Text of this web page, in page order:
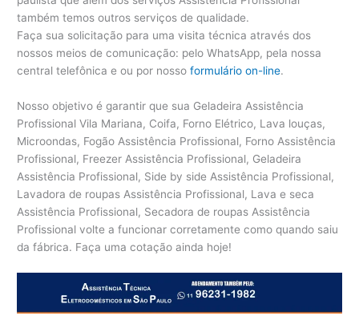
também temos outros serviços de qualidade.
Faça sua solicitação para uma visita técnica através dos
nossos meios de comunicação: pelo WhatsApp, pela nossa
central telefônica e ou por nossoformulário on-line.
Nosso objetivo é garantir que sua Geladeira Assistência
Profissional Vila Mariana, Coifa, Forno Elétrico, Lava louças,
Microondas, Fogão Assistência Profissional, Forno Assistência
Profissional, Freezer Assistência Profissional, Geladeira
Assistência Profissional, Side by side Assistência Profissional,
Lavadora de roupas Assistência Profissional, Lava e seca
Assistência Profissional, Secadora de roupas Assistência
Profissional volte a funcionar corretamente como quando saiu
da fábrica. Faça uma cotação ainda hoje!